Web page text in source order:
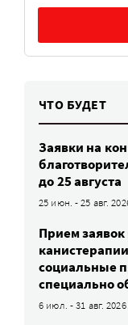
ЧТО БУДЕТ
Заявки на
до 25 августа
25 июн. - 25 авг.
Прием
социальные
специально
6 июл. - 31 авг. 2026